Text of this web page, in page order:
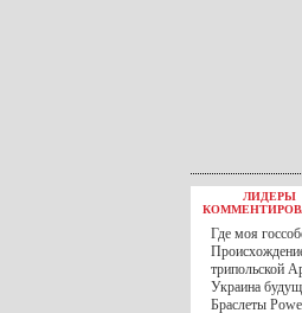
30 Ноября С 1
30 Ноября
РФ
27 Ноября
ВВП
госбюджете
27 Ноября
Турции
17 Ноября
ЛИДЕРЫ
Где моя
трипольской
Украина
Браслеты